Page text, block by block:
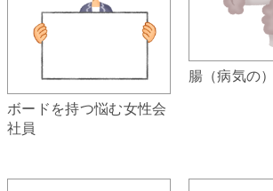
ボードを持つ悩む女性会
社員
腸（病気の）